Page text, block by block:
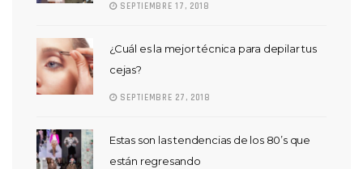
SEPTIEMBRE 17, 2018
¿Cuál es la mejor técnica para depilar tus
cejas?
SEPTIEMBRE 27, 2018
Estas son las tendencias de los 80’s que
están regresando